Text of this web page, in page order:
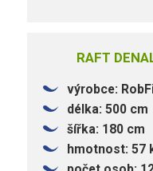
RAFT
výrobce:
délka: 500 cm
šířka: 180 cm
hmotnost: 57